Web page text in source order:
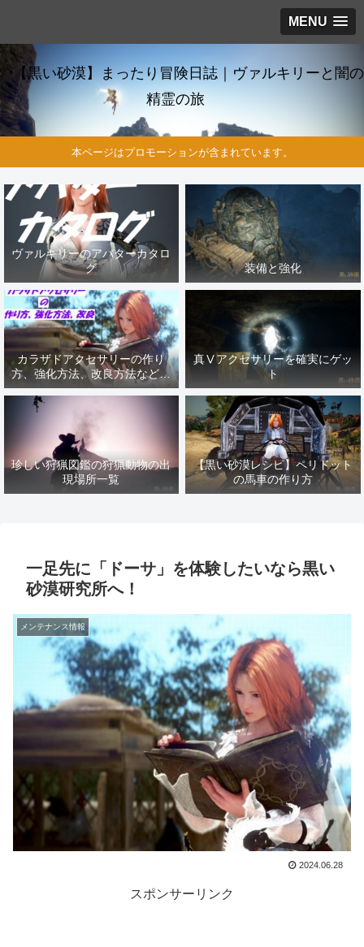
MENU
【黒い砂漠】まったり冒険日誌｜ヴァルキリーと闇の
精霊の旅
本ページはプロモーションが含まれています。
ヴァルキリーのアバターカタロ
グ
装備と強化
カラザドアクセサリーの作り
方、強化方法、改良方法などま
とめ【黒い砂漠冒険日誌１４１
真Ⅴアクセサリーを確実にゲッ
ト
珍しい狩猟図鑑の狩猟動物の出
現場所一覧
【黒い砂漠レシピ】ペリドット
の馬車の作り方
一足先に「ドーサ」を体験したいなら黒い
砂漠研究所へ！
メンテナンス情報
2024.06.28
スポンサーリンク